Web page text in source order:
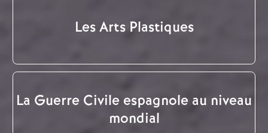
Les Arts Plastiques
La Guerre Civile espagnole au niveau
mondial